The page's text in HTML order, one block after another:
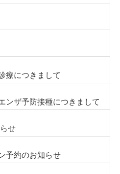
療につきまして
ンザ予防接種につきまして
せ
予約のお知らせ